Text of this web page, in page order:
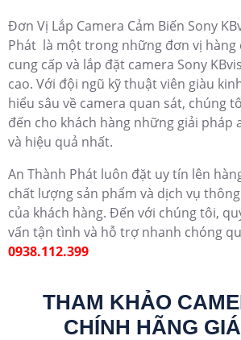
Đơn Vị Lắp Camera Cảm Biến Sony
Phát là một trong những đơn vị hàng
cung cấp và lắp đặt camera Sony
cao. Với đội ngũ kỹ thuật viên giàu
hiểu sâu về camera quan sát, chúng
đến cho khách hàng những giải pháp
và hiệu quả nhất.
An Thành Phát luôn đặt uy tín lên
chất lượng sản phẩm và dịch vụ
của khách hàng. Đến với chúng tôi,
vấn tận tình và hỗ trợ nhanh chóng
0938.112.399
THAM KHẢO
CHÍNH HÃNG